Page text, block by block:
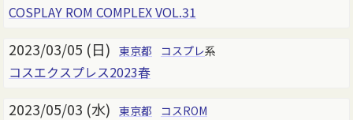
COSPLAY ROM COMPLEX VOL.31
2023/03/05 (日) 東京都 コスプレ系
コスエクスプレス2023春
2023/05/03 (水) 東京都 コスROM